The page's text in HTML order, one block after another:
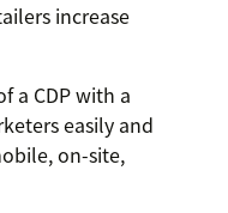
increase
a CDP with a
easily and
on-site,